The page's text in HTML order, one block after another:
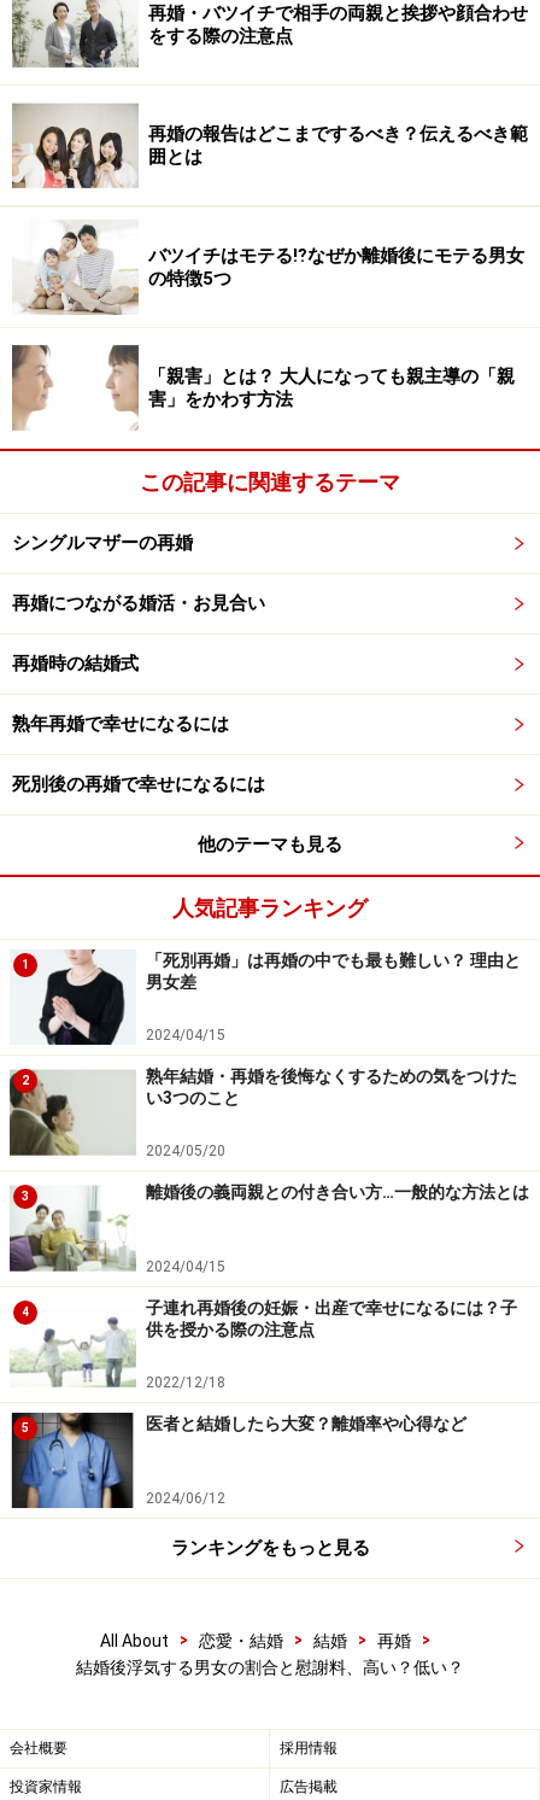
4位 生活費を渡さない
5位 異性関係
このように異性関係、つまり浮気や不倫は離婚の理由と
して男女ともにトップ5に入ってきています。それだけ
多くの離婚に関係していることですし、相手にとっては
許すのが難しいことなのだとわかります。
離婚の慰謝料は200万円程度
浮気が原因で離婚をしたとき、気になるのは慰謝料だと
思います。子どもの人数や婚姻歴にもよりますが、だい
たい200万円程度だと思っていいでしょう。
この金額が多いか少ないかは人ぞれぞれ感じ方が違うで
しょうけれど、恐らく「意外と少ない」と思う人が多い
のではないでしょうか。不倫や浮気で相手に裏切られた
思うかもしれませんが、数年で返せる程度の金額だと思
うとやりきれない部分も……。
ただ、「浮気をした方が悪い」のは前提ですが、家に帰
りたくないような夫婦関係になっていた場合、両方に原
因があると考えられます。優しくしなかった、思いやり
が足りなかったなど、直接的な原因でなくてもです。そ
ういった背景を踏まえると、喧嘩両成敗ではないです
が、一方的な被害者という意味合いではないため、慰謝
料をそこまで高額に求められないということなのでしょ
うか。
浮気は直感でわかる。でも、すぐに責め立
てないこと
浮気をしているかどうかの見極め方は、「なんか怪し
い」と思ったらほとんど正解だといっていいでしょう。
証拠や根拠がなくても、「あれ？」と感じたら、浮気を
している場合が多いのです。ピンと来て、証拠を集め始
めたらすぐに出てきた……なんて例はよくあります。
いずれにしても、相手の浮気がわかったときに気をつけ
ることは、すぐに過剰に責め立てないことです。
相手を一方的に攻撃して、たくさんの人を巻き込んでお
と思っても、手遅れになってしまうからです。気持ちの
面はもちろんですし、経済的な問題で離婚すると自分が
重要です。
再婚・バツイチで相手の両親と挨拶や顔合わせ
をする際の注意点
再婚の報告はどこまでするべき？伝えるべき範
囲とは
バツイチはモテる⁉︎なぜか離婚後にモテる男女
の特徴5つ
「親害」とは？ 大人になっても親主導の「親
害」をかわす方法
この記事に関連するテーマ
シングルマザーの再婚
再婚につながる婚活・お見合い
再婚時の結婚式
熟年再婚で幸せになるには
死別後の再婚で幸せになるには
他のテーマも見る
人気記事ランキング
1
「死別再婚」は再婚の中でも最も難しい？ 理由と
男女差
2024/04/15
2
熟年結婚・再婚を後悔なくするための気をつけた
い3つのこと
2024/05/20
3 離婚後の義両親との付き合い方…一般的な方法とは
2024/04/15
4
子連れ再婚後の妊娠・出産で幸せになるには？子
供を授かる際の注意点
2022/12/18
5 医者と結婚したら大変？離婚率や心得など
2024/06/12
ランキングをもっと見る
All About > 恋愛・結婚 > 結婚 > 再婚
>
結婚後浮気する男女の割合と慰謝料、高い？低い？
会社概要 採用情報
投資家情報 広告掲載